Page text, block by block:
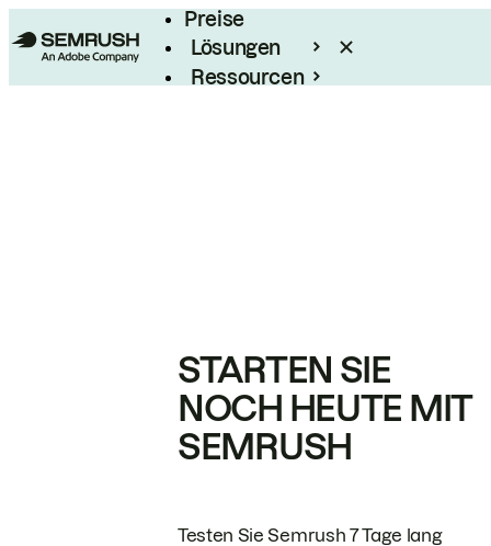
Preise
Lösungen
Ressourcen
STARTEN SIE
NOCH HEUTE MIT
SEMRUSH
Testen Sie Semrush 7 Tage lang